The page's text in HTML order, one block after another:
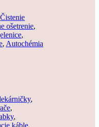
Čistenie
ošetrenie,
,
, Autochémia
,
,
,
káble,